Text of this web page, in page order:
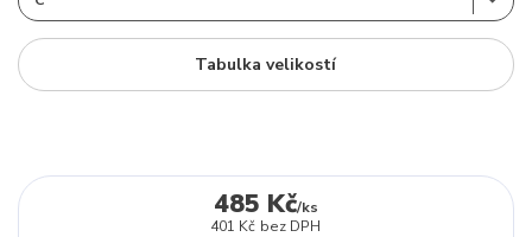
Tabulka velikostí
485 Kč/ks
401 Kč bez DPH